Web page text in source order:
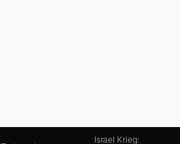
Israel Krieg: